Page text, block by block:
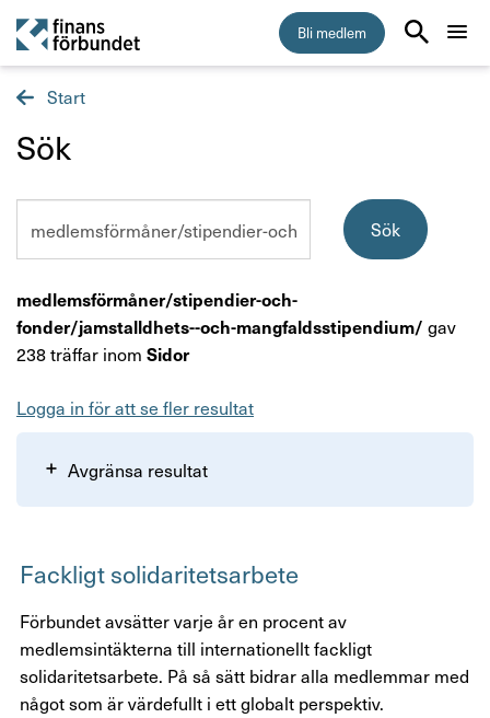
Bli medlem
Råd & stöd
Om Finansförbundet
Kontakta oss
Start
Sök
Sök
medlemsförmåner/stipendier-och-
fonder/jamstalldhets--och-mangfaldsstipendium/ gav
238 träffar inom Sidor
Logga in för att se fler resultat
Avgränsa resultat
Fack­ligt soli­da­ri­tets­ar­bete
Förbundet avsätter varje år en procent av
medlemsintäkterna till internationellt fackligt
solidaritetsarbete. På så sätt bidrar alla medlemmar med
något som är värdefullt i ett globalt perspektiv.